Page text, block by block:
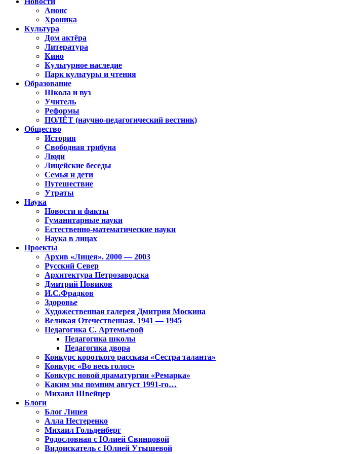
Анонс
Хроника
Культура
Дом актёра
Литература
Кино
Культурное наследие
Парк культуры и чтения
Образование
Школа и вуз
Учитель
Реформы
ПОЛЁТ (научно-педагогический вестник)
Общество
История
Свободная трибуна
Люди
Лицейские беседы
Семья и дети
Путешествие
Утраты
Наука
Новости и факты
Гуманитарные науки
Естественно-математические науки
Наука в лицах
Проекты
Архив «Лицея». 2000 — 2003
Русский Север
Архитектура Петрозаводска
Дмитрий Новиков
И.С.Фрадков
Здоровье
Художественная галерея Дмитрия Москина
Великая Отечественная. 1941 — 1945
Педагогика С. Артемьевой
Педагогика школы
Педагогика двора
Конкурс короткого рассказа «Сестра таланта»
Конкурс «Во весь голос»
Конкурс новой драматургии «Ремарка»
Каким мы помним август 1991-го…
Михаил Швейцер
Блоги
Блог Лицея
Алла Нестеренко
Михаил Гольденберг
Родословная с Юлией Свинцовой
Видоискатель с Юлией Утышевой